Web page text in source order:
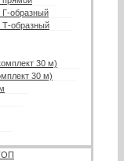
Г-образный
Т-образный
30 м)
30 м)